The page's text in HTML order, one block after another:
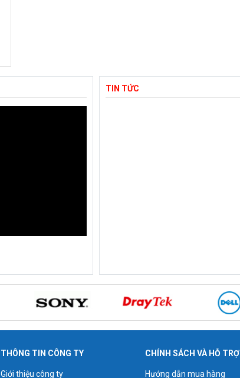
TIN TỨC
THÔNG TIN CÔNG TY
Giới thiệu công ty
CHÍNH SÁCH VÀ HỖ TRỢ
Hướng dẫn mua hàng